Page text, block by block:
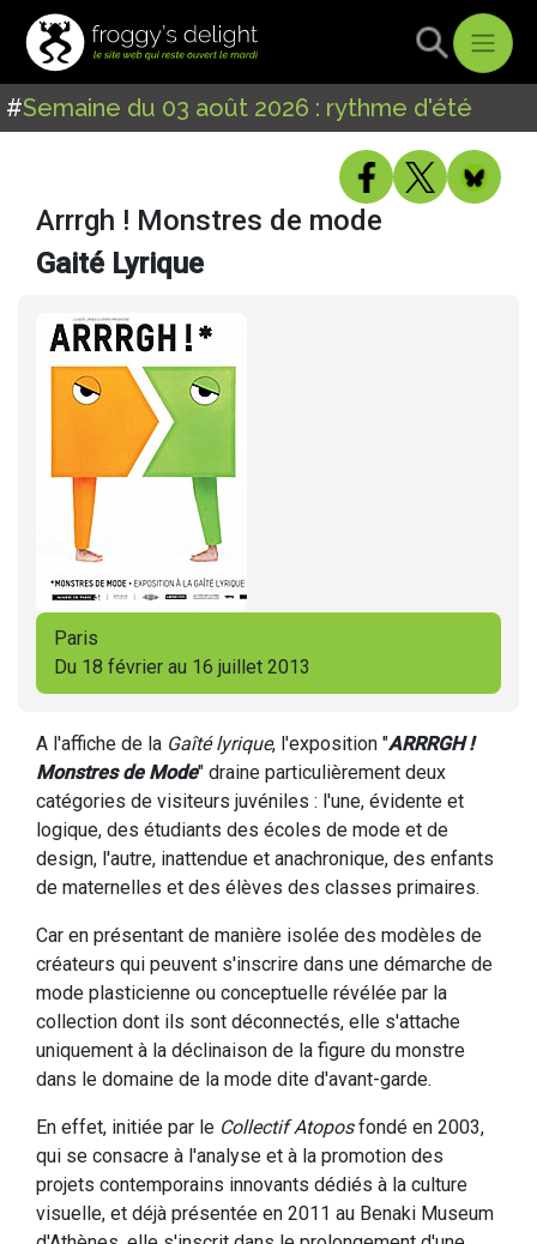
#Semaine du 03 août 2026 : rythme d'été
Arrrgh ! Monstres de mode
Gaité Lyrique
Paris
Du 18 février au 16 juillet 2013
A l'affiche de la Gaîté lyrique, l'exposition "ARRRGH !
Monstres de Mode" draine particulièrement deux
catégories de visiteurs juvéniles : l'une, évidente et
logique, des étudiants des écoles de mode et de
design, l'autre, inattendue et anachronique, des enfants
de maternelles et des élèves des classes primaires.
Car en présentant de manière isolée des modèles de
créateurs qui peuvent s'inscrire dans une démarche de
mode plasticienne ou conceptuelle révélée par la
collection dont ils sont déconnectés, elle s'attache
uniquement à la déclinaison de la figure du monstre
dans le domaine de la mode dite d'avant-garde.
En effet, initiée par le Collectif Atoposfondé en 2003,
qui se consacre à l'analyse et à la promotion des
projets contemporains innovants dédiés à la culture
visuelle, et déjà présentée en 2011 au Benaki Museum